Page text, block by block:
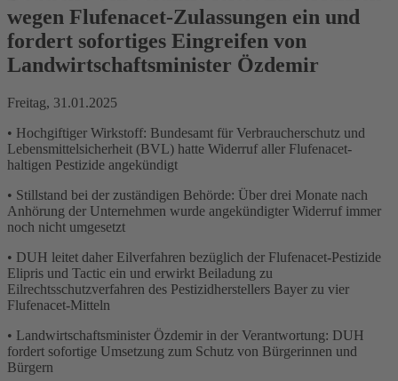
wegen Flufenacet-Zulassungen ein und
fordert sofortiges Eingreifen von
Landwirtschaftsminister Özdemir
Freitag, 31.01.2025
• Hochgiftiger Wirkstoff: Bundesamt für Verbraucherschutz und
Lebensmittelsicherheit (BVL) hatte Widerruf aller Flufenacet-
haltigen Pestizide angekündigt
• Stillstand bei der zuständigen Behörde: Über drei Monate nach
Anhörung der Unternehmen wurde angekündigter Widerruf immer
noch nicht umgesetzt
• DUH leitet daher Eilverfahren bezüglich der Flufenacet-Pestizide
Elipris und Tactic ein und erwirkt Beiladung zu
Eilrechtsschutzverfahren des Pestizidherstellers Bayer zu vier
Flufenacet-Mitteln
• Landwirtschaftsminister Özdemir in der Verantwortung: DUH
fordert sofortige Umsetzung zum Schutz von Bürgerinnen und
Bürgern